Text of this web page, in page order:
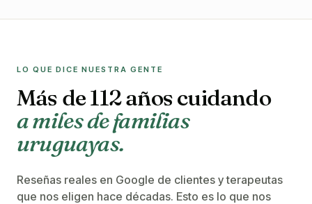
LO QUE DICE NUESTRA GENTE
Más de 112 años cuidando
a miles de familias
uruguayas.
Reseñas reales en Google de clientes y terapeutas
que nos eligen hace décadas. Esto es lo que nos